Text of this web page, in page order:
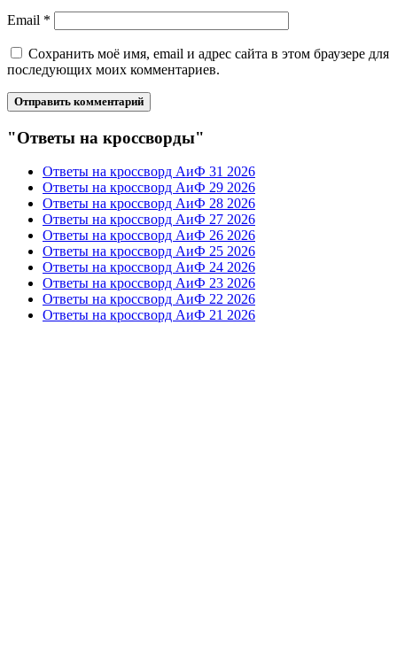
Email *
Сохранить моё имя, email и адрес сайта в этом браузере для
последующих моих комментариев.
"Ответы на кроссворды"
Ответы на кроссворд АиФ 31 2026
Ответы на кроссворд АиФ 29 2026
Ответы на кроссворд АиФ 28 2026
Ответы на кроссворд АиФ 27 2026
Ответы на кроссворд АиФ 26 2026
Ответы на кроссворд АиФ 25 2026
Ответы на кроссворд АиФ 24 2026
Ответы на кроссворд АиФ 23 2026
Ответы на кроссворд АиФ 22 2026
Ответы на кроссворд АиФ 21 2026